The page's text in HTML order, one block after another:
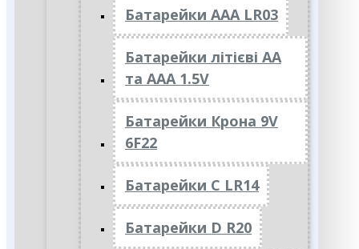
Батарейки АAА LR03
Батарейки літієві АА
та ААА 1.5V
Батарейки Крона 9V
6F22
Батарейки C LR14
Батарейки D R20